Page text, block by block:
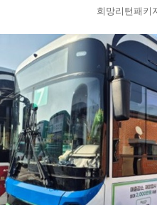
희망리턴패키